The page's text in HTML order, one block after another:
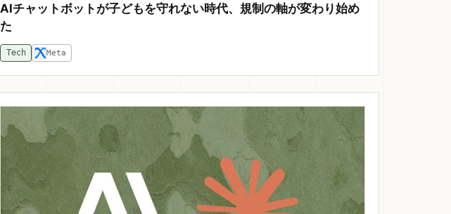
AIチャットボットが子どもを守れない時代、規制の軸が変わり始め
た
Tech Meta